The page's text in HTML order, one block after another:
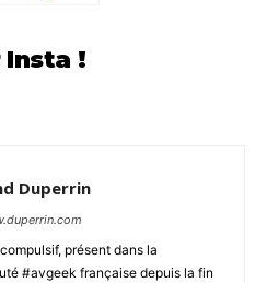
Insta !
Duperrin
présent dans la
#avgeek française depuis la fin